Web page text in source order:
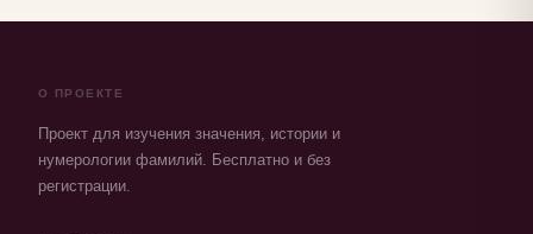
О ПРОЕКТЕ
Проект для изучения значения, истории и
нумерологии фамилий. Бесплатно и без
регистрации.